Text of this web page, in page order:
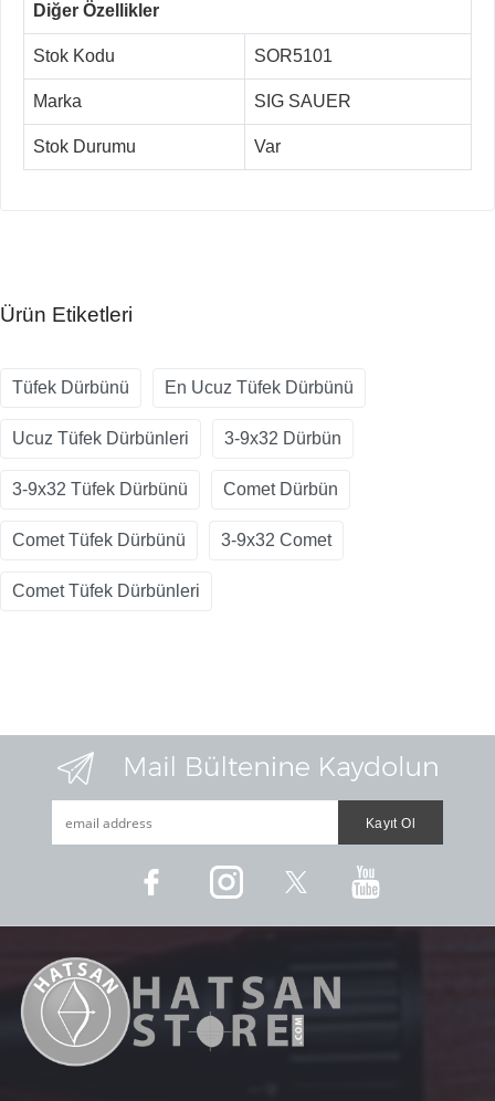
Diğer Özellikler
Stok Kodu SOR5101
Marka SIG SAUER
Stok Durumu Var
Ürün Etiketleri
Tüfek Dürbünü En Ucuz Tüfek Dürbünü
Ucuz Tüfek Dürbünleri 3-9x32 Dürbün
3-9x32 Tüfek Dürbünü Comet Dürbün
Comet Tüfek Dürbünü 3-9x32 Comet
Comet Tüfek Dürbünleri